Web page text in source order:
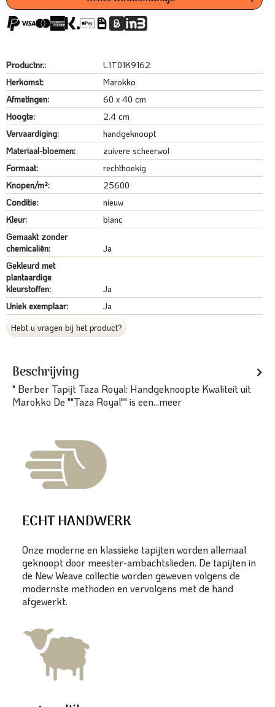
Productnr.:
L1T01K9162
Herkomst:
Marokko
Afmetingen:
60 x 40 cm
Hoogte:
2.4 cm
Vervaardiging:
handgeknoopt
Materiaal-bloemen:
zuivere scheerwol
Formaat:
rechthoekig
Knopen/m²:
25600
Conditie:
nieuw
Kleur:
blanc
Gemaakt zonder
chemicaliën:
Ja
Gekleurd met
plantaardige
kleurstoffen:
Ja
Uniek exemplaar:
Ja
Hebt u vragen bij het product?
Beschrijving
" Berber Tapijt Taza Royal: Handgeknoopte Kwaliteit uit
Marokko De ""Taza Royal"" is een...meer
ECHT HANDWERK
Onze moderne en klassieke tapijten worden allemaal
geknoopt door meester-ambachtslieden. De tapijten in
de New Weave collectie worden geweven volgens de
modernste methoden en vervolgens met de hand
afgewerkt.